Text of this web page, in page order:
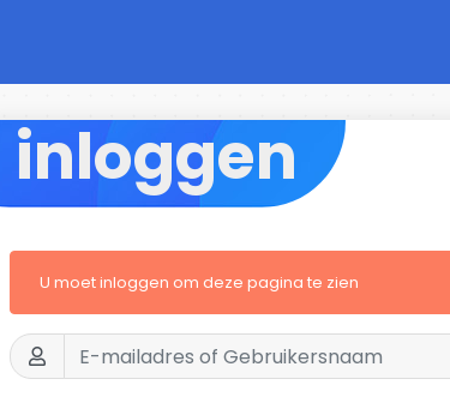
inloggen
U moet inloggen om deze pagina te zien